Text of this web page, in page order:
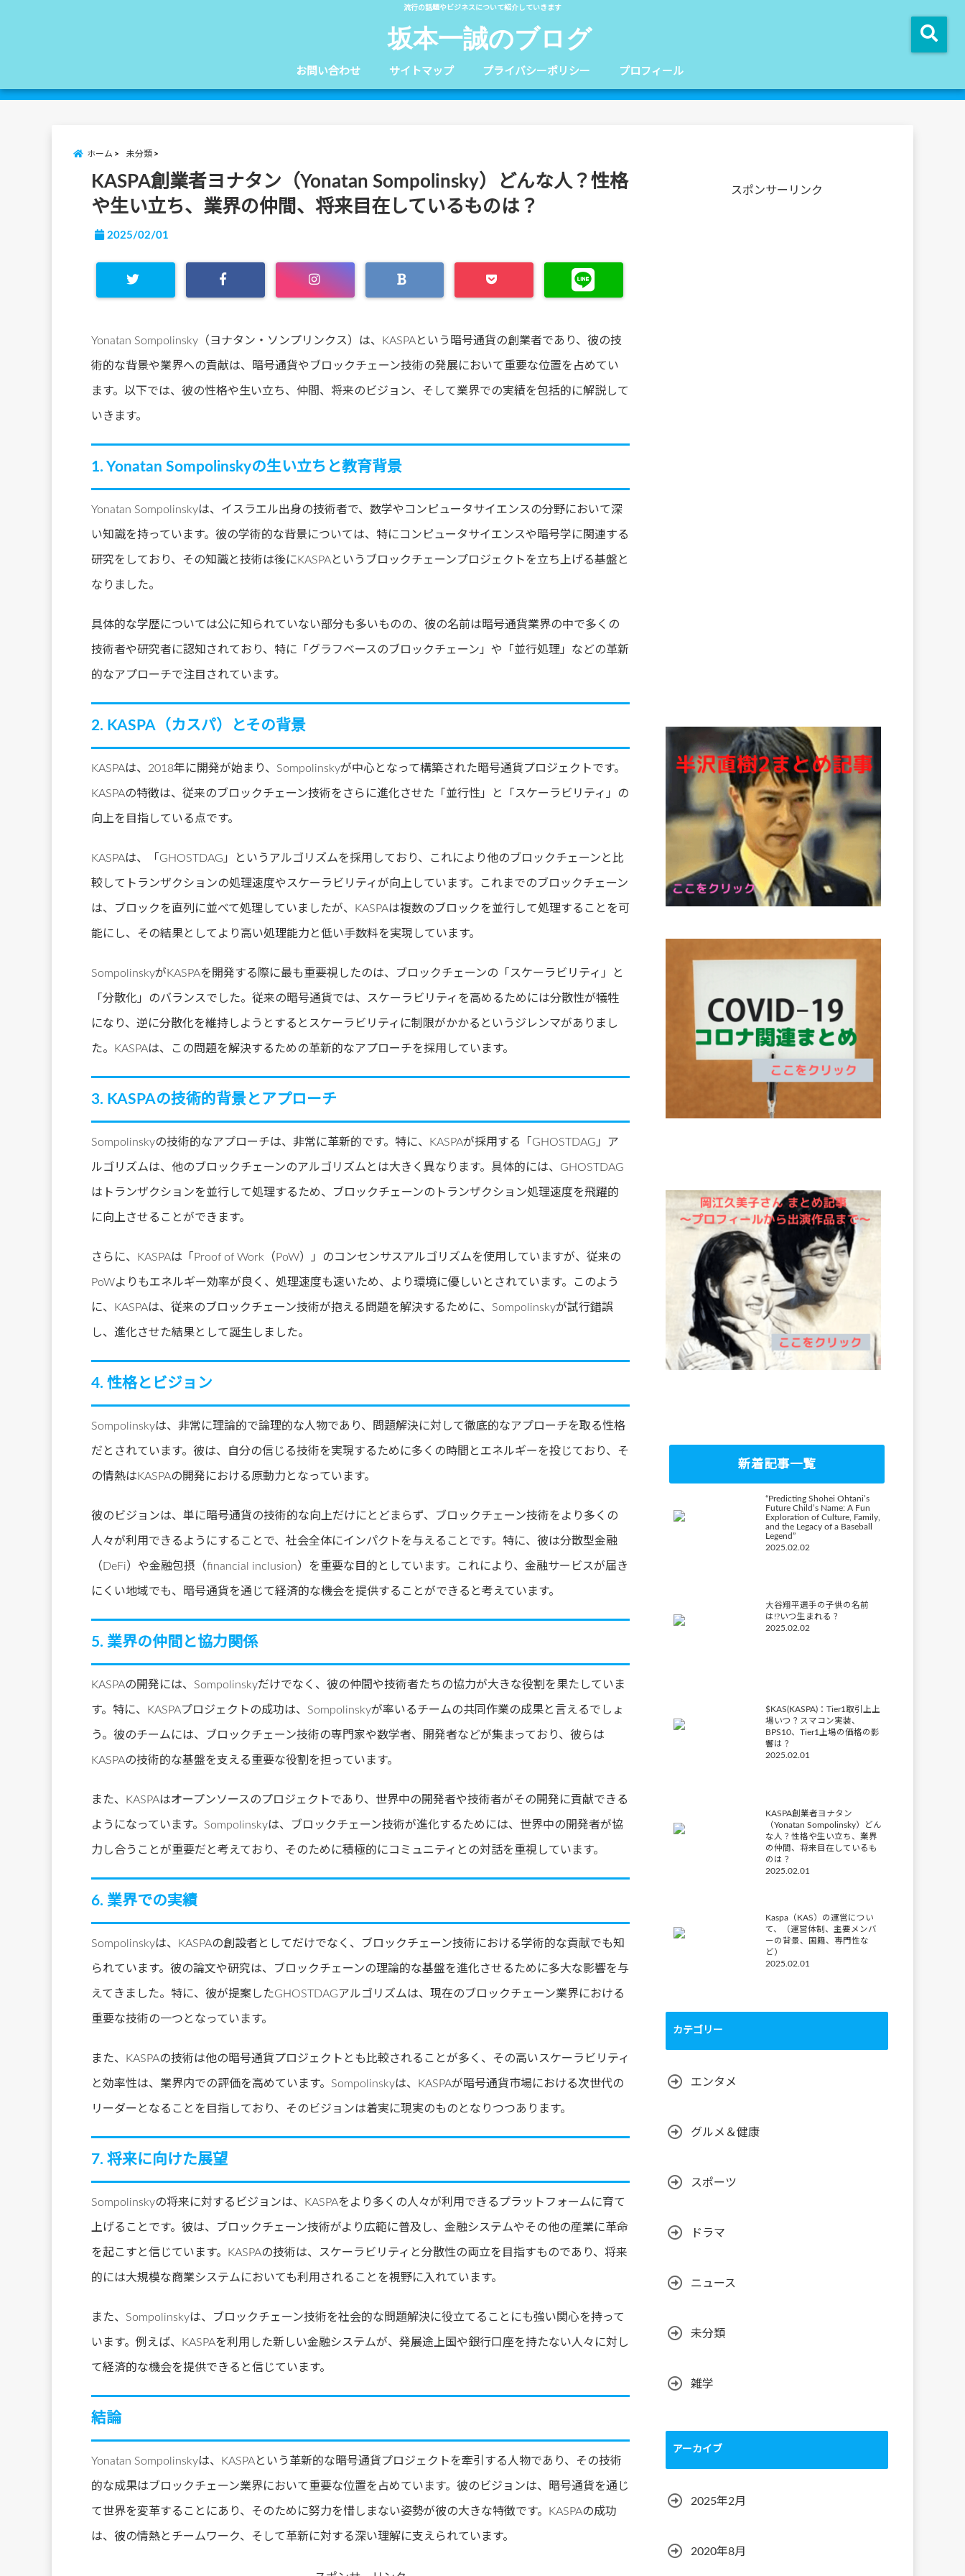
流行の話題やビジネスについて紹介していきます
坂本一誠のブログ
お問い合わせ サイトマップ プライバシーポリシー プロフィール
ホーム 未分類
KASPA創業者ヨナタン（Yonatan Sompolinsky）どんな人？性格
や生い立ち、業界の仲間、将来目在しているものは？
2025/02/01
Yonatan Sompolinsky（ヨナタン・ソンプリンクス）は、KASPAという暗号通貨の創業者であり、彼の技
術的な背景や業界への貢献は、暗号通貨やブロックチェーン技術の発展において重要な位置を占めてい
ます。以下では、彼の性格や生い立ち、仲間、将来のビジョン、そして業界での実績を包括的に解説して
いきます。
1. Yonatan Sompolinskyの生い立ちと教育背景
Yonatan Sompolinskyは、イスラエル出身の技術者で、数学やコンピュータサイエンスの分野において深
い知識を持っています。彼の学術的な背景については、特にコンピュータサイエンスや暗号学に関連する
研究をしており、その知識と技術は後にKASPAというブロックチェーンプロジェクトを立ち上げる基盤と
なりました。
具体的な学歴については公に知られていない部分も多いものの、彼の名前は暗号通貨業界の中で多くの
技術者や研究者に認知されており、特に「グラフベースのブロックチェーン」や「並行処理」などの革新
的なアプローチで注目されています。
2. KASPA（カスパ）とその背景
KASPAは、2018年に開発が始まり、Sompolinskyが中心となって構築された暗号通貨プロジェクトです。
KASPAの特徴は、従来のブロックチェーン技術をさらに進化させた「並行性」と「スケーラビリティ」の
向上を目指している点です。
KASPAは、「GHOSTDAG」というアルゴリズムを採用しており、これにより他のブロックチェーンと比
較してトランザクションの処理速度やスケーラビリティが向上しています。これまでのブロックチェーン
は、ブロックを直列に並べて処理していましたが、KASPAは複数のブロックを並行して処理することを可
能にし、その結果としてより高い処理能力と低い手数料を実現しています。
SompolinskyがKASPAを開発する際に最も重要視したのは、ブロックチェーンの「スケーラビリティ」と
「分散化」のバランスでした。従来の暗号通貨では、スケーラビリティを高めるためには分散性が犠牲
になり、逆に分散化を維持しようとするとスケーラビリティに制限がかかるというジレンマがありまし
た。KASPAは、この問題を解決するための革新的なアプローチを採用しています。
3. KASPAの技術的背景とアプローチ
Sompolinskyの技術的なアプローチは、非常に革新的です。特に、KASPAが採用する「GHOSTDAG」ア
ルゴリズムは、他のブロックチェーンのアルゴリズムとは大きく異なります。具体的には、GHOSTDAG
はトランザクションを並行して処理するため、ブロックチェーンのトランザクション処理速度を飛躍的
に向上させることができます。
さらに、KASPAは「Proof of Work（PoW）」のコンセンサスアルゴリズムを使用していますが、従来の
PoWよりもエネルギー効率が良く、処理速度も速いため、より環境に優しいとされています。このよう
に、KASPAは、従来のブロックチェーン技術が抱える問題を解決するために、Sompolinskyが試行錯誤
し、進化させた結果として誕生しました。
4. 性格とビジョン
Sompolinskyは、非常に理論的で論理的な人物であり、問題解決に対して徹底的なアプローチを取る性格
だとされています。彼は、自分の信じる技術を実現するために多くの時間とエネルギーを投じており、そ
の情熱はKASPAの開発における原動力となっています。
彼のビジョンは、単に暗号通貨の技術的な向上だけにとどまらず、ブロックチェーン技術をより多くの
人々が利用できるようにすることで、社会全体にインパクトを与えることです。特に、彼は分散型金融
（DeFi）や金融包摂（financial inclusion）を重要な目的としています。これにより、金融サービスが届き
にくい地域でも、暗号通貨を通じて経済的な機会を提供することができると考えています。
5. 業界の仲間と協力関係
KASPAの開発には、Sompolinskyだけでなく、彼の仲間や技術者たちの協力が大きな役割を果たしていま
す。特に、KASPAプロジェクトの成功は、Sompolinskyが率いるチームの共同作業の成果と言えるでしょ
う。彼のチームには、ブロックチェーン技術の専門家や数学者、開発者などが集まっており、彼らは
KASPAの技術的な基盤を支える重要な役割を担っています。
また、KASPAはオープンソースのプロジェクトであり、世界中の開発者や技術者がその開発に貢献できる
ようになっています。Sompolinskyは、ブロックチェーン技術が進化するためには、世界中の開発者が協
力し合うことが重要だと考えており、そのために積極的にコミュニティとの対話を重視しています。
6. 業界での実績
Sompolinskyは、KASPAの創設者としてだけでなく、ブロックチェーン技術における学術的な貢献でも知
られています。彼の論文や研究は、ブロックチェーンの理論的な基盤を進化させるために多大な影響を与
えてきました。特に、彼が提案したGHOSTDAGアルゴリズムは、現在のブロックチェーン業界における
重要な技術の一つとなっています。
また、KASPAの技術は他の暗号通貨プロジェクトとも比較されることが多く、その高いスケーラビリティ
と効率性は、業界内での評価を高めています。Sompolinskyは、KASPAが暗号通貨市場における次世代の
リーダーとなることを目指しており、そのビジョンは着実に現実のものとなりつつあります。
7. 将来に向けた展望
Sompolinskyの将来に対するビジョンは、KASPAをより多くの人々が利用できるプラットフォームに育て
上げることです。彼は、ブロックチェーン技術がより広範に普及し、金融システムやその他の産業に革命
を起こすと信じています。KASPAの技術は、スケーラビリティと分散性の両立を目指すものであり、将来
的には大規模な商業システムにおいても利用されることを視野に入れています。
また、Sompolinskyは、ブロックチェーン技術を社会的な問題解決に役立てることにも強い関心を持って
います。例えば、KASPAを利用した新しい金融システムが、発展途上国や銀行口座を持たない人々に対し
て経済的な機会を提供できると信じています。
結論
Yonatan Sompolinskyは、KASPAという革新的な暗号通貨プロジェクトを牽引する人物であり、その技術
的な成果はブロックチェーン業界において重要な位置を占めています。彼のビジョンは、暗号通貨を通じ
て世界を変革することにあり、そのために努力を惜しまない姿勢が彼の大きな特徴です。KASPAの成功
は、彼の情熱とチームワーク、そして革新に対する深い理解に支えられています。
スポンサーリンク
新着記事一覧
“Predicting Shohei Ohtani’s
Future Child’s Name: A Fun
Exploration of Culture, Family,
and the Legacy of a Baseball
Legend”
2025.02.02
大谷翔平選手の子供の名前
は!?いつ生まれる？
2025.02.02
$KAS(KASPA)：Tier1取引上上
場いつ？スマコン実装、
BPS10、Tier1上場の価格の影
響は？
2025.02.01
KASPA創業者ヨナタン
（Yonatan Sompolinsky）どん
な人？性格や生い立ち、業界
の仲間、将来目在しているも
のは？
2025.02.01
Kaspa（KAS）の運営につい
て、（運営体制、主要メンバ
ーの背景、国籍、専門性な
ど）
2025.02.01
カテゴリー
エンタメ
グルメ＆健康
スポーツ
ドラマ
ニュース
未分類
雑学
アーカイブ
2025年2月
2020年8月